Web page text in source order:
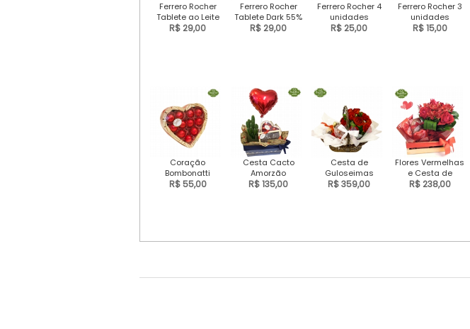
Ferrero Rocher
Tablete ao Leite
R$ 29,00
Ferrero Rocher
Tablete Dark 55%
R$ 29,00
Ferrero Rocher 4
unidades
R$ 25,00
Ferrero Rocher 3
unidades
R$ 15,00
Coração
Bombonatti
R$ 55,00
Cesta Cacto
Amorzão
R$ 135,00
Cesta de
Guloseimas
R$ 359,00
Flores Vermelhas
e Cesta de
Chocolates
R$ 238,00